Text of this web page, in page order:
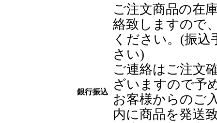
銀行振込
ご注文商品の在
絡致しますので
ください。(振
さい)
ご連絡はご注文
ざいますので予
お客様からのご
内に商品を発送